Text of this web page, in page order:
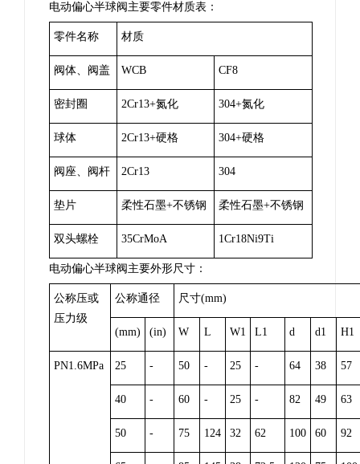
电动偏心半球阀主要零件材质表：
零件名称 材质
阀体、阀盖 WCB CF8
密封圈 2Cr13+氮化 304+氮化
球体 2Cr13+硬格 304+硬格
阀座、阀杆 2Cr13 304
垫片 柔性石墨+不锈钢 柔性石墨+不锈钢
双头螺栓 35CrMoA 1Cr18Ni9Ti
电动偏心半球阀主要外形尺寸：
公称压或
压力级
公称通径 尺寸(mm)
(mm) (in) W L W1 L1 d d1 H1
PN1.6MPa 25 - 50 - 25 - 64 38 57
40 - 60 - 25 - 82 49 63
50 - 75 124 32 62 100 60 92